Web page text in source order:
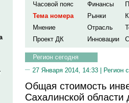
Часовой пояс
Финансы
Тема номера
Рынки
Мнение
Отрасль
Проект ДК
Инновации
Регион сегодня
27 Января 2014, 14:33 | Регион
Общая стоимость
Сахалинской области